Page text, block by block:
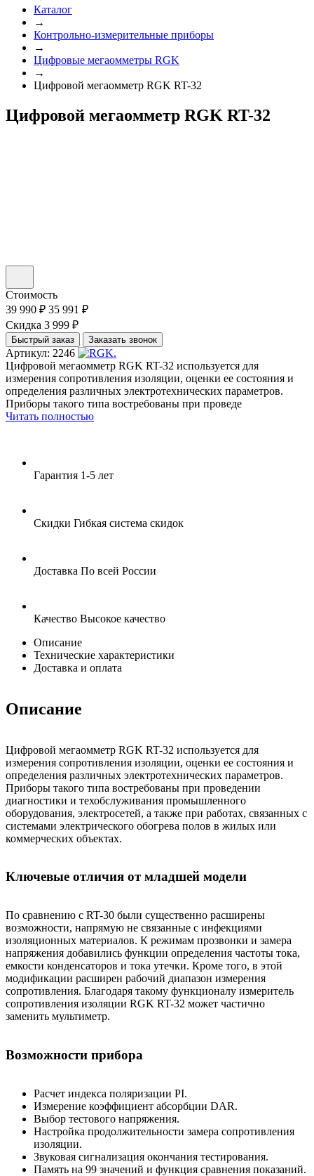
Каталог
→
Контрольно-измерительные приборы
→
Цифровые мегаомметры RGK
→
Цифровой мегаомметр RGK RT-32
Цифровой мегаомметр RGK RT-32
Стоимость
39 990 ₽ 35 991 ₽
Скидка 3 999 ₽
Быстрый заказ Заказать звонок
Артикул: 2246
Цифровой мегаомметр RGK RT-32 используется для
измерения сопротивления изоляции, оценки ее состояния и
определения различных электротехнических параметров.
Приборы такого типа востребованы при проведе
Читать полностью
Гарантия 1-5 лет
Скидки Гибкая система скидок
Доставка По всей России
Качество Высокое качество
Описание
Технические характеристики
Доставка и оплата
Описание
Цифровой мегаомметр RGK RT-32 используется для
измерения сопротивления изоляции, оценки ее состояния и
определения различных электротехнических параметров.
Приборы такого типа востребованы при проведении
диагностики и техобслуживания промышленного
оборудования, электросетей, а также при работах, связанных с
системами электрического обогрева полов в жилых или
коммерческих объектах.
Ключевые отличия от младшей модели
По сравнению с RT-30 были существенно расширены
возможности, напрямую не связанные с инфекциями
изоляционных материалов. К режимам прозвонки и замера
напряжения добавились функции определения частоты тока,
емкости конденсаторов и тока утечки. Кроме того, в этой
модификации расширен рабочий диапазон измерения
сопротивления. Благодаря такому функционалу измеритель
сопротивления изоляции RGK RT-32 может частично
заменить мультиметр.
Возможности прибора
Расчет индекса поляризации PI.
Измерение коэффициент абсорбции DAR.
Выбор тестового напряжения.
Настройка продолжительности замера сопротивления
изоляции.
Звуковая сигнализация окончания тестирования.
Память на 99 значений и функция сравнения показаний.